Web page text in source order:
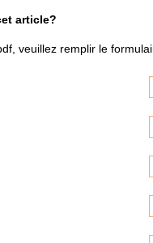
article?
veuillez remplir le